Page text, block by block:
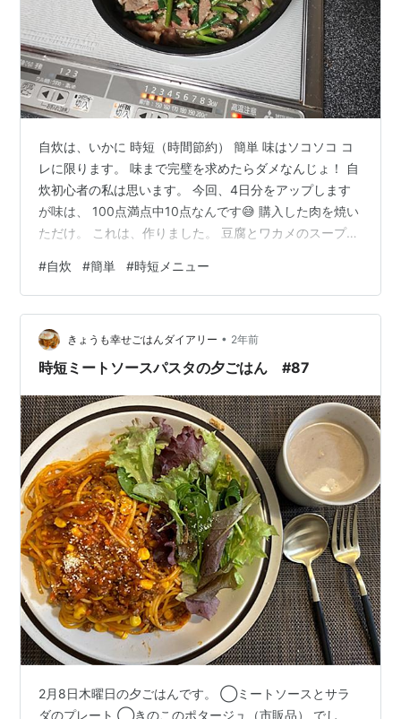
自炊は、いかに 時短（時間節約） 簡単 味はソコソコ コ
レに限ります。 味まで完璧を求めたらダメなんじょ！ 自
炊初心者の私は思います。 今回、4日分をアップします
が味は、 100点満点中10点なんです😅 購入した肉を焼い
ただけ。 これは、作りました。 豆腐とワカメのスープ
た。 肉を湯がいただけ😅 肉の下は、キュウリのざく切り
玉ねぎタマゴスープ あまなつ バジル 実家米 白湯200ml
全体は、こんな感じ。 酢の物(^^♪ みそ汁(^^♪ カレー（甘
口） 全体はこんな感じ。 キャベツとキュウリの酢の物
(^^♪ ゆでたまご ミートソース？？…
#自炊 #簡単 #時短メニュー
きょうも幸せごはんダイアリー • 2年前
時短ミートソースパスタの夕ごはん #87
2月8日木曜日の夕ごはんです。 ◯ミートソースとサラ
ダのプレート ◯きのこのポタージュ（市販品） でし